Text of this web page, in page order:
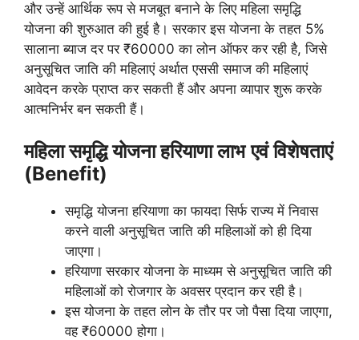
और उन्हें आर्थिक रूप से मजबूत बनाने के लिए महिला समृद्धि
योजना की शुरुआत की हुई है। सरकार इस योजना के तहत 5%
सालाना ब्याज दर पर ₹60000 का लोन ऑफर कर रही है, जिसे
अनुसूचित जाति की महिलाएं अर्थात एससी समाज की महिलाएं
आवेदन करके प्राप्त कर सकती हैं और अपना व्यापार शुरू करके
आत्मनिर्भर बन सकती हैं।
महिला समृद्धि योजना हरियाणा लाभ एवं विशेषताएं
(Benefit)
समृद्धि योजना हरियाणा का फायदा सिर्फ राज्य में निवास
करने वाली अनुसूचित जाति की महिलाओं को ही दिया
जाएगा।
हरियाणा सरकार योजना के माध्यम से अनुसूचित जाति की
महिलाओं को रोजगार के अवसर प्रदान कर रही है।
इस योजना के तहत लोन के तौर पर जो पैसा दिया जाएगा,
वह ₹60000 होगा।